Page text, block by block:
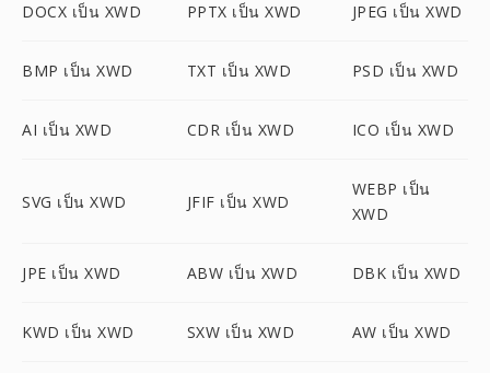
DOCX เป็น XWD PPTX เป็น XWD JPEG เป็น XWD
BMP เป็น XWD TXT เป็น XWD PSD เป็น XWD
AI เป็น XWD CDR เป็น XWD ICO เป็น XWD
SVG เป็น XWD JFIF เป็น XWD
WEBP เป็น
XWD
JPE เป็น XWD ABW เป็น XWD DBK เป็น XWD
KWD เป็น XWD SXW เป็น XWD AW เป็น XWD